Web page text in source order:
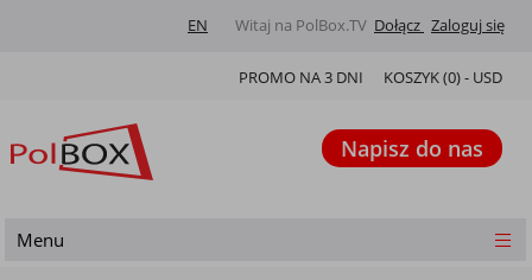
Witaj na PolBox.TV Dołącz Zaloguj się
EN
KOSZYK (0) - USD
PROMO NA 3 DNI
Napisz do nas
Menu